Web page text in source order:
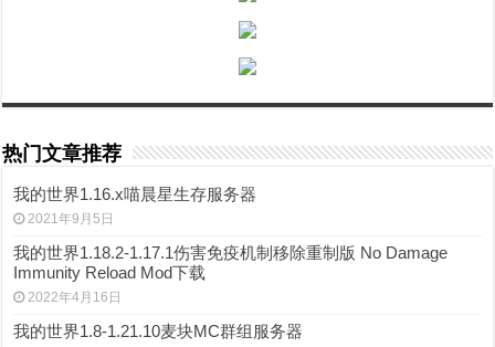
热门文章推荐
我的世界1.16.x喵晨星生存服务器
2021年9月5日
我的世界1.18.2-1.17.1伤害免疫机制移除重制版 No Damage
Immunity Reload Mod下载
2022年4月16日
我的世界1.8-1.21.10麦块MC群组服务器